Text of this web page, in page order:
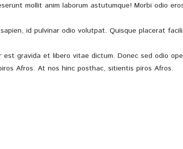
mollit anim laborum astutumque! Morbi odio
id pulvinar odio volutpat. Quisque placerat
gravida et libero vitae dictum. Donec sed odio
Afros. At nos hinc posthac, sitientis piros Afros.